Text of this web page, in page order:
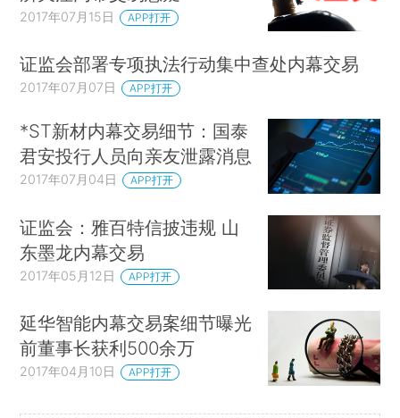
2017年07月15日 APP打开
证监会部署专项执法行动集中查处内幕交易
2017年07月07日 APP打开
*ST新材内幕交易细节：国泰
君安投行人员向亲友泄露消息
2017年07月04日 APP打开
证监会：雅百特信披违规 山
东墨龙内幕交易
2017年05月12日 APP打开
延华智能内幕交易案细节曝光
前董事长获利500余万
2017年04月10日 APP打开